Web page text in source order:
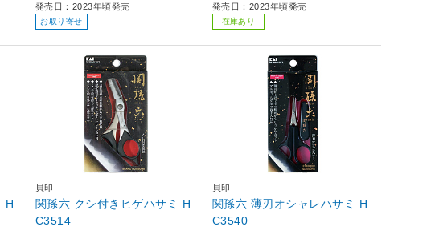
発売日：2023年頃発売
お取り寄せ
発売日：2023年頃発売
在庫あり
貝印
関孫六 クシ付きヒゲハサミ H
C3514
貝印
関孫六 薄刃オシャレハサミ H
C3540